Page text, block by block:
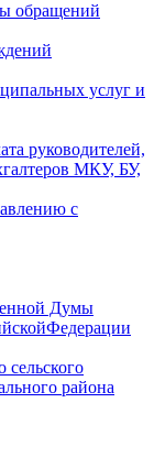
обращений
услуг и
руководителей,
МКУ, БУ,
с
Думы
района